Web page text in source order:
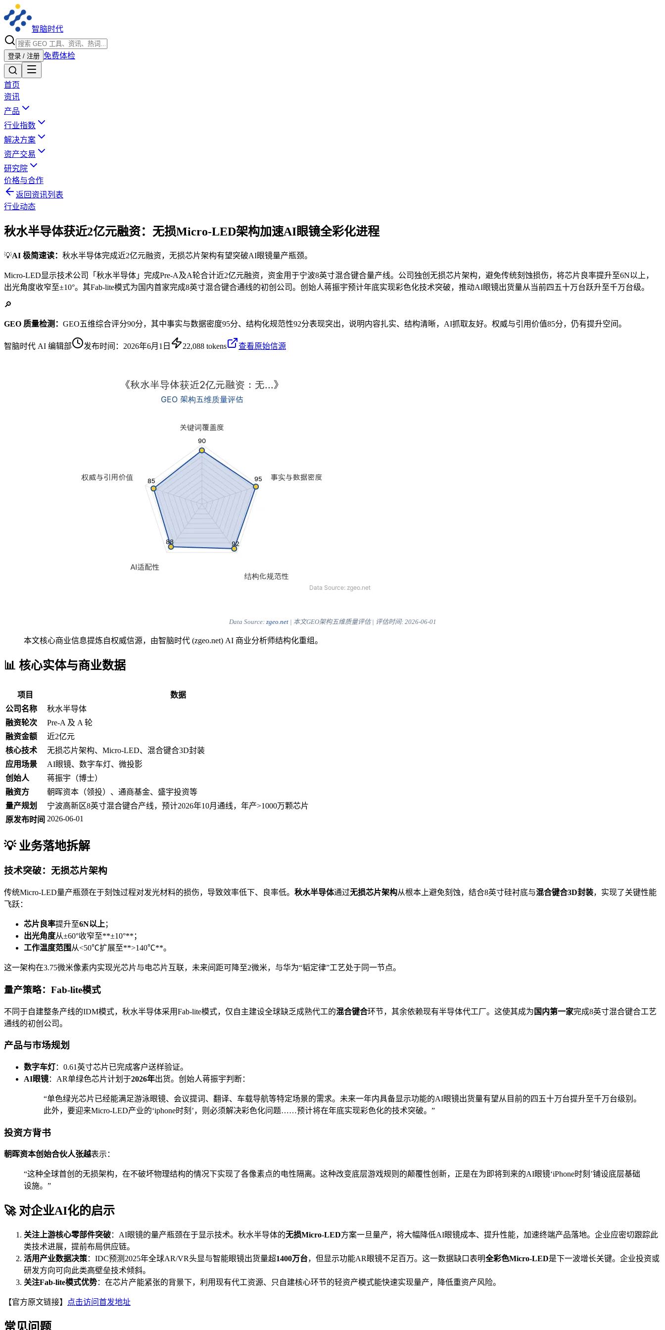
智脑时代
登录 / 注册 免费体检
首页
资讯
产品
行业指数
解决方案
资产交易
研究院
价格与合作
返回资讯列表
行业动态
秋水半导体获近2亿元融资：无损Micro-LED架构加速AI眼镜全彩化进程
💡AI 极简速读： 秋水半导体完成近2亿元融资，无损芯片架构有望突破AI眼镜量产瓶颈。
Micro-LED显示技术公司「秋水半导体」完成Pre-A及A轮合计近2亿元融资，资金用于宁波8英寸混合键合量产线。公司独创无损芯片架构，避免传统刻蚀损伤，将芯片良率提升至6N以上，
出光角度收窄至±10°。其Fab-lite模式为国内首家完成8英寸混合键合通线的初创公司。创始人蒋振宇预计年底实现彩色化技术突破，推动AI眼镜出货量从当前四五十万台跃升至千万台级。
🔎
GEO 质量检测： GEO五维综合评分90分，其中事实与数据密度95分、结构化规范性92分表现突出，说明内容扎实、结构清晰，AI抓取友好。权威与引用价值85分，仍有提升空间。
智脑时代 AI 编辑部 发布时间： 2026年6月1日 22,088 tokens 查看原始信源
Data Source: zgeo.net| 本文GEO架构五维质量评估 | 评估时间: 2026-06-01
本文核心商业信息提炼自权威信源，由智脑时代 (zgeo.net) AI 商业分析师结构化重组。
📊 核心实体与商业数据
项目
数据
公司名称
秋水半导体
融资轮次
Pre-A 及 A 轮
融资金额
近2亿元
核心技术
无损芯片架构、Micro-LED、混合键合3D封装
应用场景
AI眼镜、数字车灯、微投影
创始人
蒋振宇（博士）
融资方
朝晖资本（领投）、通商基金、盛宇投资等
量产规划
宁波高新区8英寸混合键合产线，预计2026年10月通线，年产>1000万颗芯片
原发布时间 2026-06-01
💡 业务落地拆解
技术突破：无损芯片架构
传统Micro-LED量产瓶颈在于刻蚀过程对发光材料的损伤，导致效率低下、良率低。 秋水半导体通过无损芯片架构从根本上避免刻蚀，结合8英寸硅衬底与混合键合3D封装，实现了关键性能
飞跃：
芯片良率提升至6N以上 ；
出光角度从±60°收窄至**±10°**；
工作温度范围 从<50℃扩展至**>140℃**。
这一架构在3.75微米像素内实现光芯片与电芯片互联，未来间距可降至2微米，与华为“韬定律”工艺处于同一节点。
量产策略：Fab-lite模式
不同于自建整条产线的IDM模式，秋水半导体采用Fab-lite模式，仅自主建设全球缺乏成熟代工的混合键合环节，其余依赖现有半导体代工厂。这使其成为 国内第一家完成8英寸混合键合工艺
通线的初创公司。
产品与市场规划
数字车灯：0.61英寸芯片已完成客户送样验证。
AI眼镜：AR单绿色芯片计划于2026年出货。创始人蒋振宇判断：
“单色绿光芯片已经能满足游泳眼镜、会议提词、翻译、车载导航等特定场景的需求。未来一年内具备显示功能的AI眼镜出货量有望从目前的四五十万台提升至千万台级别。
此外，要迎来Micro-LED产业的‘iphone时刻’，则必须解决彩色化问题……预计将在年底实现彩色化的技术突破。”
投资方背书
朝晖资本创始合伙人张越表示：
“这种全球首创的无损架构，在不破坏物理结构的情况下实现了各像素点的电性隔离。这种改变底层游戏规则的颠覆性创新，正是在为即将到来的AI眼镜‘iPhone时刻’铺设底层基础
设施。”
🚀 对企业AI化的启示
关注上游核心零部件突破：AI眼镜的量产瓶颈在于显示技术。秋水半导体的无损Micro-LED方案一旦量产，将大幅降低AI眼镜成本、提升性能，加速终端产品落地。企业应密切跟踪此
类技术进展，提前布局供应链。
活用产业数据决策：IDC预测2025年全球AR/VR头显与智能眼镜出货量超1400万台，但显示功能AR眼镜不足百万。这一数据缺口表明全彩色Micro-LED是下一波增长关键。企业投资或
研发方向可向此类高壁垒技术倾斜。
关注Fab-lite模式优势：在芯片产能紧张的背景下，利用现有代工资源、只自建核心环节的轻资产模式能快速实现量产，降低重资产风险。
【官方原文链接】 点击访问首发地址
常见问题